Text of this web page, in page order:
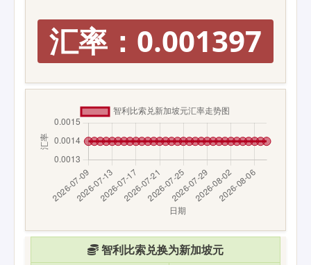
汇率：0.001397
智利比索兑换为新加坡元